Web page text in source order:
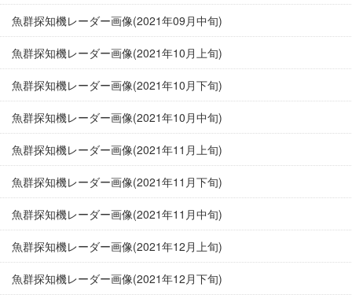
魚群探知機レーダー画像(2021年09月中旬)
魚群探知機レーダー画像(2021年10月上旬)
魚群探知機レーダー画像(2021年10月下旬)
魚群探知機レーダー画像(2021年10月中旬)
魚群探知機レーダー画像(2021年11月上旬)
魚群探知機レーダー画像(2021年11月下旬)
魚群探知機レーダー画像(2021年11月中旬)
魚群探知機レーダー画像(2021年12月上旬)
魚群探知機レーダー画像(2021年12月下旬)